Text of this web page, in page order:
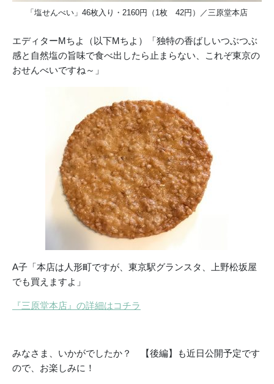
「塩せんべい」46枚入り・2160円（1枚 42円）／三原堂本店
エディターMちよ（以下Mちよ）「独特の香ばしいつぶつぶ
感と自然塩の旨味で食べ出したら止まらない、これぞ東京の
おせんべいですね～」
A子「本店は人形町ですが、東京駅グランスタ、上野松坂屋
でも買えますよ」
『三原堂本店』の詳細はコチラ
みなさま、いかがでしたか？ 【後編】も近日公開予定です
ので、お楽しみに！